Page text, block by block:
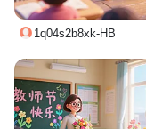
1q04s2b8xk-HB